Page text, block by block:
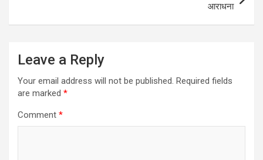
आराधना
Leave a Reply
Your email address will not be published. Required fields
are marked *
Comment *